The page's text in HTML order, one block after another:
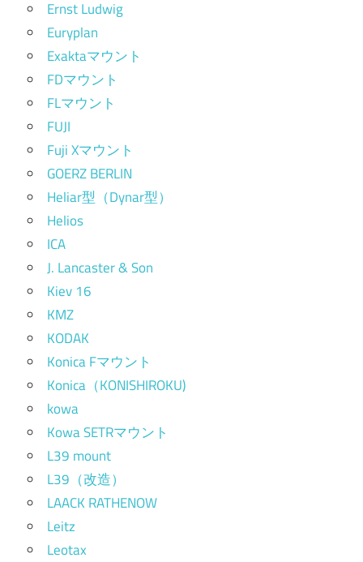
Ernst Ludwig
Euryplan
Exaktaマウント
FDマウント
FLマウント
FUJI
Fuji Xマウント
GOERZ BERLIN
Heliar型（Dynar型）
Helios
ICA
J. Lancaster & Son
Kiev 16
KMZ
KODAK
Konica Fマウント
Konica（KONISHIROKU)
kowa
Kowa SETRマウント
L39 mount
L39（改造）
LAACK RATHENOW
Leitz
Leotax